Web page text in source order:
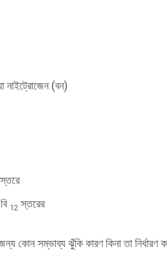
নাইট্রোজেন (বন)
12 স্তরের
কোন সম্ভাব্য ঝুঁকি কারণ কিনা তা নির্ধারণ